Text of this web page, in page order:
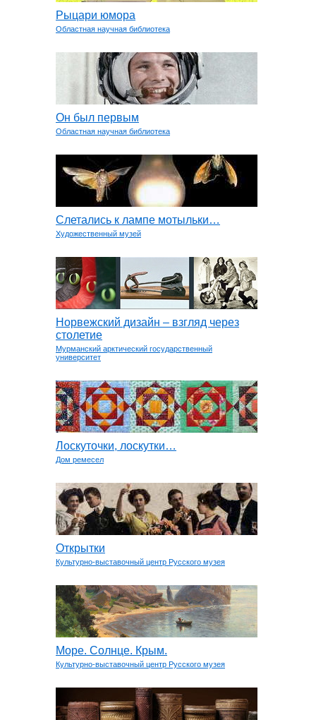
Рыцари юмора
Областная научная библиотека
Он был первым
Областная научная библиотека
Слетались к лампе мотыльки…
Художественный музей
Норвежский дизайн – взгляд через
столетие
Мурманский арктический государственный
университет
Лоскуточки, лоскутки…
Дом ремесел
Открытки
Культурно-выставочный центр Русского музея
Море. Солнце. Крым.
Культурно-выставочный центр Русского музея